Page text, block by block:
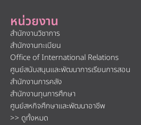
หน่วยงาน
สำนักงานวิชาการ
สำนักงานทะเบียน
Office of International Relations
ศูนย์สนับสนุนและพัฒนาการเรียนการสอน
สำนักงานการคลัง
สำนักงานทุนการศึกษา
ศูนย์สหกิจศึกษาและพัฒนาอาชีพ
>> ดูทั้งหมด